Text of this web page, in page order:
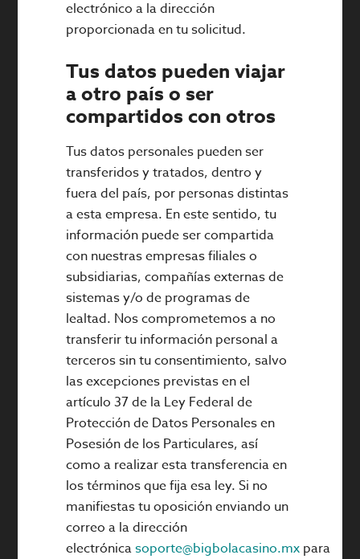
electrónico a la dirección
proporcionada en tu solicitud.
Tus datos pueden viajar
a otro país o ser
compartidos con otros
Tus datos personales pueden ser
transferidos y tratados, dentro y
fuera del país, por personas distintas
a esta empresa. En este sentido, tu
información puede ser compartida
con nuestras empresas filiales o
subsidiarias, compañías externas de
sistemas y/o de programas de
lealtad. Nos comprometemos a no
transferir tu información personal a
terceros sin tu consentimiento, salvo
las excepciones previstas en el
artículo 37 de la Ley Federal de
Protección de Datos Personales en
Posesión de los Particulares, así
como a realizar esta transferencia en
los términos que fija esa ley. Si no
manifiestas tu oposición enviando un
correo a la dirección
electrónicasoporte@bigbolacasino.mx para